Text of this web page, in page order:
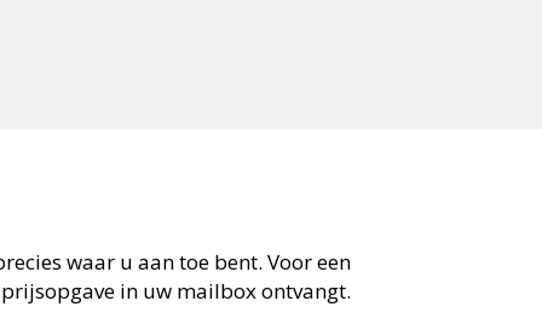
waar u aan toe bent. Voor een
in uw mailbox ontvangt.